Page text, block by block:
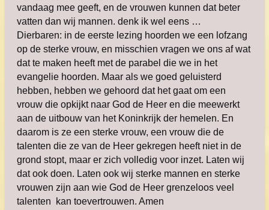
vandaag mee geeft, en de vrouwen kunnen dat beter
vatten dan wij mannen. denk ik wel eens …
Dierbaren: in de eerste lezing hoorden we een lofzang
op de sterke vrouw, en misschien vragen we ons af wat
dat te maken heeft met de parabel die we in het
evangelie hoorden. Maar als we goed geluisterd
hebben, hebben we gehoord dat het gaat om een
vrouw die opkijkt naar God de Heer en die meewerkt
aan de uitbouw van het Koninkrijk der hemelen. En
daarom is ze een sterke vrouw, een vrouw die de
talenten die ze van de Heer gekregen heeft niet in de
grond stopt, maar er zich volledig voor inzet. Laten wij
dat ook doen. Laten ook wij sterke mannen en sterke
vrouwen zijn aan wie God de Heer grenzeloos veel
talenten kan toevertrouwen. Amen